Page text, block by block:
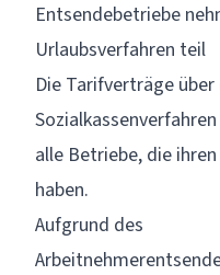
Entsendebetriebe
Urlaubsverfahren teil
Die Tarifverträge über
Sozialkassenverfahren
alle Betriebe, die
haben.
Aufgrund des